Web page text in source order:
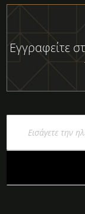
Εγγραφείτε